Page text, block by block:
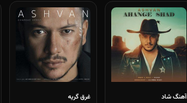
آهنگ شاد غرق گریه